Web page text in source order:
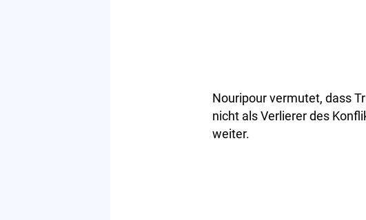
Nouripour vermutet, dass
nicht als Verlierer des
weiter.